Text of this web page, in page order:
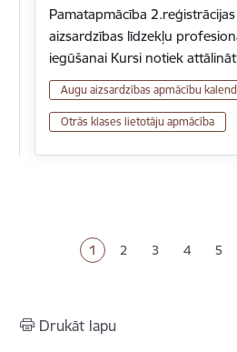
Pamatapmācība
aizsardzības līdzekļu
iegūšanai Kursi notiek
Augu aizsardzības apmācību
Otrās klases lietotāju apmācība
Pašreizējā lapa
1 Lapa
2 Lapa
3 Lapa
4 Lapa
5
Drukāt lapu